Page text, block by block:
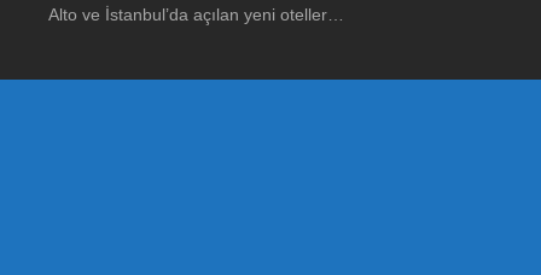
Alto ve İstanbul’da açılan yeni oteller…